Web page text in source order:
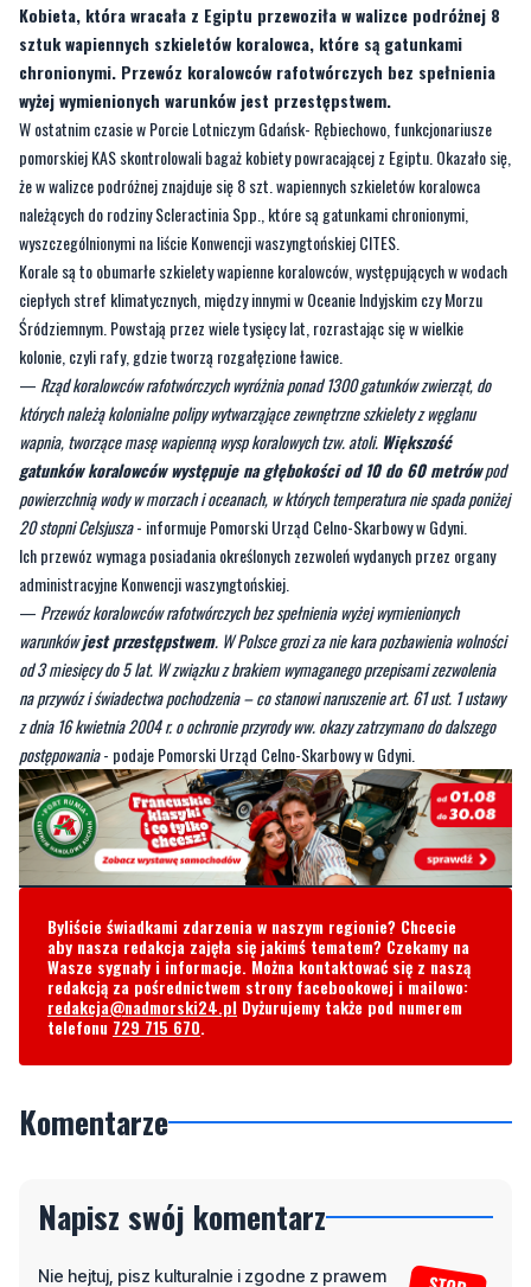
Kobieta, która wracała z Egiptu przewoziła w walizce podróżnej 8
sztuk wapiennych szkieletów koralowca, które są gatunkami
chronionymi. Przewóz koralowców rafotwórczych bez spełnienia
wyżej wymienionych warunków jest przestępstwem.
W ostatnim czasie w Porcie Lotniczym Gdańsk- Rębiechowo, funkcjonariusze
pomorskiej KAS skontrolowali bagaż kobiety powracającej z Egiptu. Okazało się,
że w walizce podróżnej znajduje się 8 szt. wapiennych szkieletów koralowca
należących do rodziny Scleractinia Spp., które są gatunkami chronionymi,
wyszczególnionymi na liście Konwencji waszyngtońskiej CITES.
Korale są to obumarłe szkielety wapienne koralowców, występujących w wodach
ciepłych stref klimatycznych, między innymi w Oceanie Indyjskim czy Morzu
Śródziemnym. Powstają przez wiele tysięcy lat, rozrastając się w wielkie
kolonie, czyli rafy, gdzie tworzą rozgałęzione ławice.
— Rząd koralowców rafotwórczych wyróżnia ponad 1300 gatunków zwierząt, do
których należą kolonialne polipy wytwarząjące zewnętrzne szkielety z węglanu
wapnia, tworzące masę wapienną wysp koralowych tzw. atoli. Większość
gatunków koralowców występuje na głębokości od 10 do 60 metrówpod
powierzchnią wody w morzach i oceanach, w których temperatura nie spada poniżej
20 stopni Celsjusza- informuje Pomorski Urząd Celno-Skarbowy w Gdyni.
Ich przewóz wymaga posiadania określonych zezwoleń wydanych przez organy
administracyjne Konwencji waszyngtońskiej.
— Przewóz koralowców rafotwórczych bez spełnienia wyżej wymienionych
warunkówjest przestępstwem. W Polsce grozi za nie kara pozbawienia wolności
od 3 miesięcy do 5 lat. W związku z brakiem wymaganego przepisami zezwolenia
na przywóz i świadectwa pochodzenia – co stanowi naruszenie art. 61 ust. 1 ustawy
z dnia 16 kwietnia 2004 r. o ochronie przyrody ww. okazy zatrzymano do dalszego
postępowania- podaje Pomorski Urząd Celno-Skarbowy w Gdyni.
Byliście świadkami zdarzenia w naszym regionie? Chcecie
aby nasza redakcja zajęła się jakimś tematem? Czekamy na
Wasze sygnały i informacje. Można kontaktować się z naszą
redakcją za pośrednictwem strony facebookowej i mailowo:
redakcja@nadmorski24.pl Dyżurujemy także pod numerem
telefonu 729 715 670.
Komentarze
Napisz swój komentarz
Nie hejtuj, pisz kulturalnie i zgodne z prawem